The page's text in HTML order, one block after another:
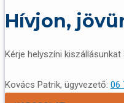
Hívjon,
Kérje helyszíni
Kovács Patrik, ügyvezető: 06